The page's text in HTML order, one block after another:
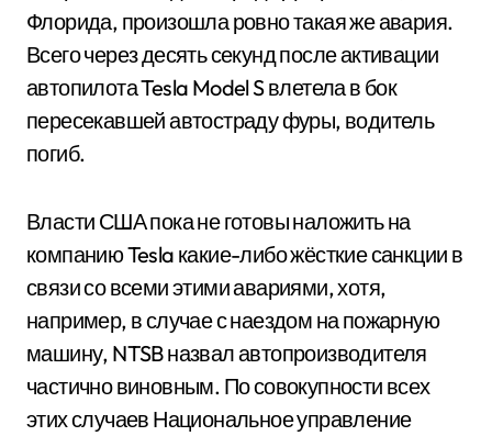
Флорида, произошла ровно такая же авария.
Всего через десять секунд после активации
автопилота Tesla Model S влетела в бок
пересекавшей автостраду фуры, водитель
погиб.
Власти США пока не готовы наложить на
компанию Tesla какие-либо жёсткие санкции в
связи со всеми этими авариями, хотя,
например, в случае с наездом на пожарную
машину, NTSB назвал автопроизводителя
частично виновным. По совокупности всех
этих случаев Национальное управление